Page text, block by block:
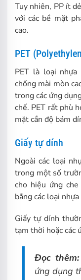
Tuy nhiên, PP ít
với các bề mặt
cao.
PET
PET là loại nhựa
chống mài mòn
trong các ứng
chế. PET rất phù
mặt cần độ bám
Giấy tự dính
Ngoài các loại
trong một số
cho hiệu ứng
bằng các loại
Giấy tự dính
tạm thời hoặc các
Đọc thêm:
ứng dụng